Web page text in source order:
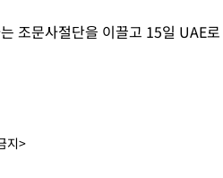
조문사절단을 이끌고 15일 UAE
지>